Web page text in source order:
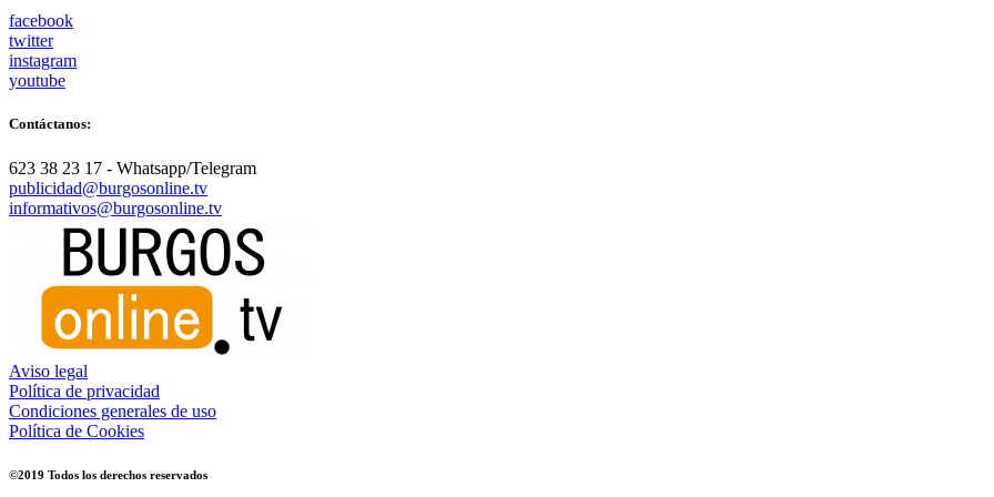
facebook
twitter
instagram
youtube
Contáctanos:
623 38 23 17 - Whatsapp/Telegram
publicidad@burgosonline.tv
informativos@burgosonline.tv
Aviso legal
Política de privacidad
Condiciones generales de uso
Política de Cookies
©2019 Todos los derechos reservados